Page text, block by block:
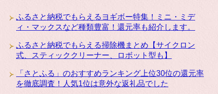
ふるさと納税でもらえるヨギボー特集！ミニ・ミデ
ィ・マックスなど種類豊富！還元率も紹介します。
ふるさと納税でもらえる掃除機まとめ【サイクロン
式、スティッククリーナー、ロボット型も】
「さとふる」のおすすめランキング上位30位の還元率
を徹底調査！人気1位は意外な返礼品でした